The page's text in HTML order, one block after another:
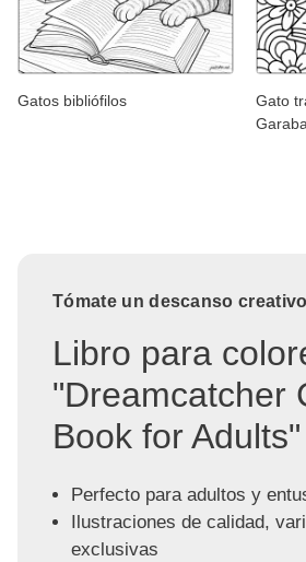
Gatos bibliófilos
Gato
Tómate un descanso
Libro para
"Dreamcatcher
Book for Adults"
Perfecto para adultos y
Ilustraciones de calidad,
exclusivas